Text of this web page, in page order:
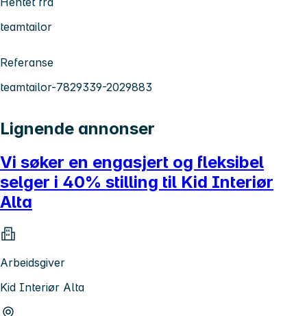
teamtailor
Referanse
teamtailor-7829339-2029883
Lignende annonser
Vi søker en engasjert og fleksibel
selger i 40% stilling til Kid Interiør
Alta
Arbeidsgiver
Kid Interiør Alta